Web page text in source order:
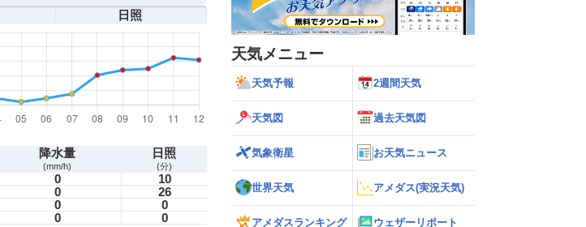
日照
降水量
(mm/h)
日照
(分)
0
10
0
26
0
0
0 0
天気メニュー
天気予報 2週間天気
天気図 過去天気図
気象衛星 お天気ニュース
世界天気 アメダス(実況天気)
アメダスランキング ウェザーリポート